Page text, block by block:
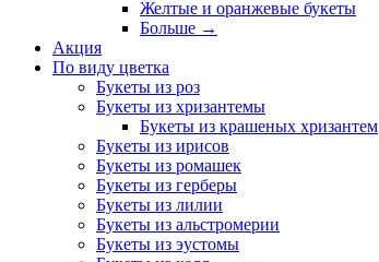
Желтые и оранжевые букеты
Больше →
Акция
По виду цветка
Букеты из роз
Букеты из хризантемы
Букеты из крашеных хризантем
Букеты из ирисов
Букеты из ромашек
Букеты из герберы
Букеты из лилии
Букеты из альстромерии
Букеты из эустомы